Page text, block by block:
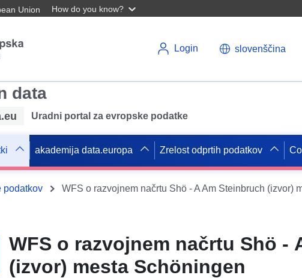
Union How do you know?
Login slovenščina
data
Uradni portal za evropske podatke
akademija data.europa Zrelost odprtih podatkov
podatkov WFS o razvojnem načrtu Shö - A Am Steinbruch (izvor)
WFS o razvojnem načrtu Shö -
(izvor) mesta Schöningen